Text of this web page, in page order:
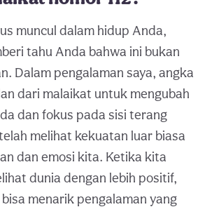
muncul dalam hidup Anda,
tahu Anda bahwa ini bukan
Dalam pengalaman saya, angka
dari malaikat untuk mengubah
dan fokus pada sisi terang
melihat kekuatan luar biasa
dan emosi kita. Ketika kita
dunia dengan lebih positif,
menarik pengalaman yang